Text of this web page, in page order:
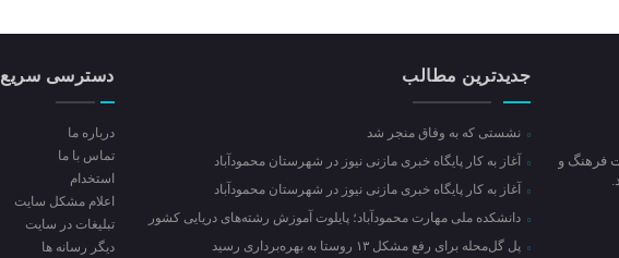
فرهنگ و
جدیدترین مطالب
نشستی که به وفاق منجر شد
آغاز به کار پایگاه خبری مازنی نیوز در شهرستان محمودآباد
آغاز به کار پایگاه خبری مازنی نیوز در شهرستان محمودآباد
دانشکده ملی مهارت محمودآباد؛ پایلوت آموزش رشته‌های دریایی کشور
پل گل‌محله برای رفع مشکل ۱۳ روستا به بهره‌برداری رسید
دسترسی سریع
درباره ما
تماس با ما
استخدام
اعلام مشکل سایت
تبلیغات در سایت
ديگر رسانه ها